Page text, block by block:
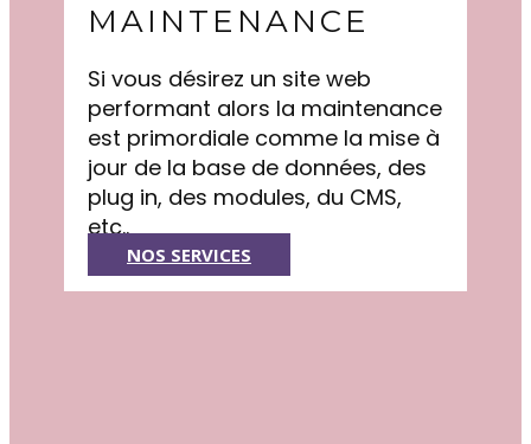
MAINTENANCE
Si vous désirez un site web
performant alors la maintenance
est primordiale comme la mise à
jour de la base de données, des
plug in, des modules, du CMS,
etc..
NOS SERVICES